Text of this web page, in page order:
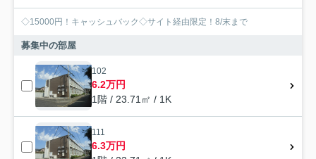
◇15000円！キャッシュバック◇サイト経由限定！8/末まで
募集中の部屋
102
6.2万円
1階 / 23.71㎡ / 1K
111
6.3万円